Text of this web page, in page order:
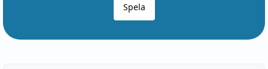
Spela